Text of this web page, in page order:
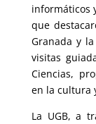
informáticos
que
Granada y
visitas
Ciencias,
en la cultura
La UGB, a